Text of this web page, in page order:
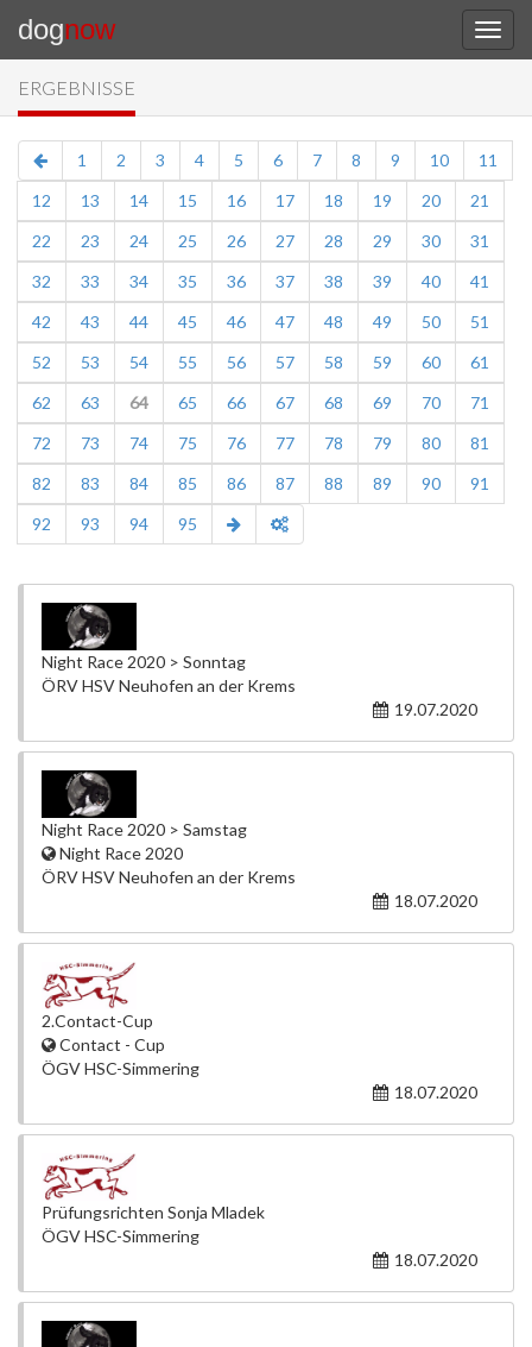
dognow
ERGEBNISSE
1 2 3 4 5 6 7 8 9 10
11
12
13 14 15 16 17 18 19 20
21
22
23 24 25 26 27 28 29 30
31
32
33 34 35 36 37 38 39 40
41
42
43 44 45 46 47 48 49 50
51
52
53 54 55 56 57 58 59 60
61
62
63 64 65 66 67 68 69 70
71
72
73 74 75 76 77 78 79 80
81
82
83 84 85 86 87 88 89 90
91
92
93 94 95
Night Race 2020 > Sonntag
ÖRV HSV Neuhofen an der Krems
19.07.2020
Night Race 2020 > Samstag
Night Race 2020
ÖRV HSV Neuhofen an der Krems
18.07.2020
2.Contact-Cup
Contact - Cup
ÖGV HSC-Simmering
18.07.2020
Prüfungsrichten Sonja Mladek
ÖGV HSC-Simmering
18.07.2020